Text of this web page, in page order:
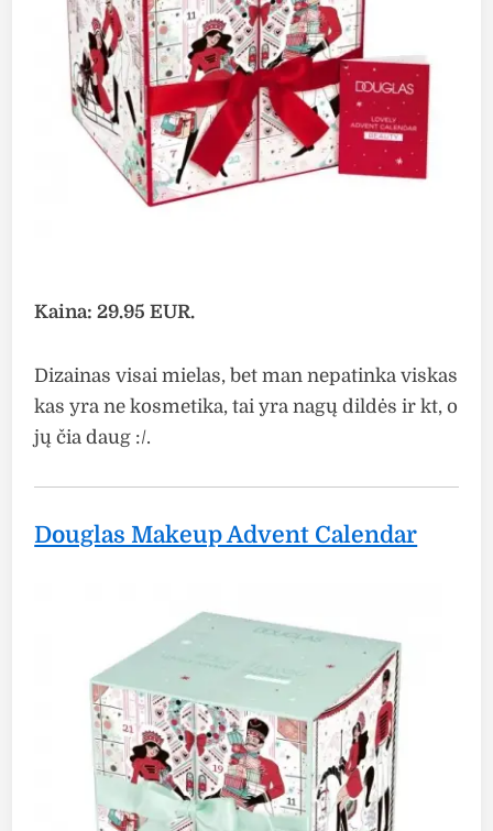
Kaina: 29.95 EUR.
Dizainas visai mielas, bet man nepatinka viskas
kas yra ne kosmetika, tai yra nagų dildės ir kt, o
jų čia daug :/.
Douglas Makeup Advent Calendar